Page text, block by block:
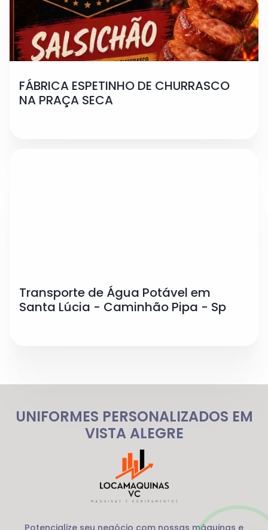
FÁBRICA ESPETINHO DE CHURRASCO
NA PRAÇA SECA
Transporte de Água Potável em
Santa Lúcia - Caminhão Pipa - Sp
UNIFORMES PERSONALIZADOS EM
VISTA ALEGRE
Potencialize seu negócio com nossas máquinas e